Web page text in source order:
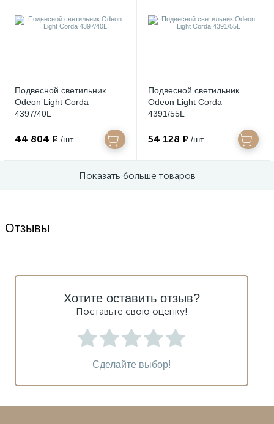
Подвесной светильник
Odeon Light Corda
4397/40L
44 804 ₽ /шт
Подвесной светильник
Odeon Light Corda
4391/55L
54 128 ₽ /шт
Показать больше товаров
Отзывы
Хотите оставить отзыв?
Поставьте свою оценку!
Сделайте выбор!